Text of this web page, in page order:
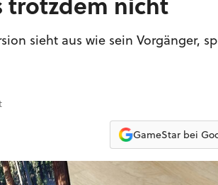
sieht aus wie sein Vorgänger,
GameStar bei